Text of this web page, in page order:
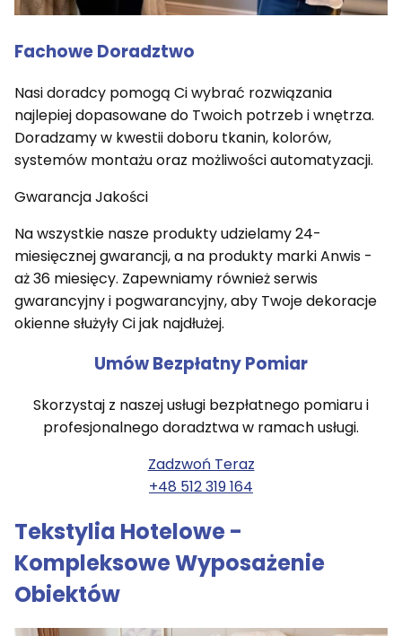
Fachowe Doradztwo
Nasi doradcy pomogą Ci wybrać rozwiązania
najlepiej dopasowane do Twoich potrzeb i wnętrza.
Doradzamy w kwestii doboru tkanin, kolorów,
systemów montażu oraz możliwości automatyzacji.
Gwarancja Jakości
Na wszystkie nasze produkty udzielamy 24-
miesięcznej gwarancji, a na produkty marki Anwis -
aż 36 miesięcy. Zapewniamy również serwis
gwarancyjny i pogwarancyjny, aby Twoje dekoracje
okienne służyły Ci jak najdłużej.
Umów Bezpłatny Pomiar
Skorzystaj z naszej usługi bezpłatnego pomiaru i
profesjonalnego doradztwa w ramach usługi.
Zadzwoń Teraz
+48 512 319 164
Tekstylia Hotelowe -
Kompleksowe Wyposażenie
Obiektów